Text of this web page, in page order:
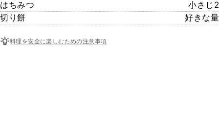
はちみつ
小さじ2
切り餅
好きな量
料理を安全に楽しむための注意事項